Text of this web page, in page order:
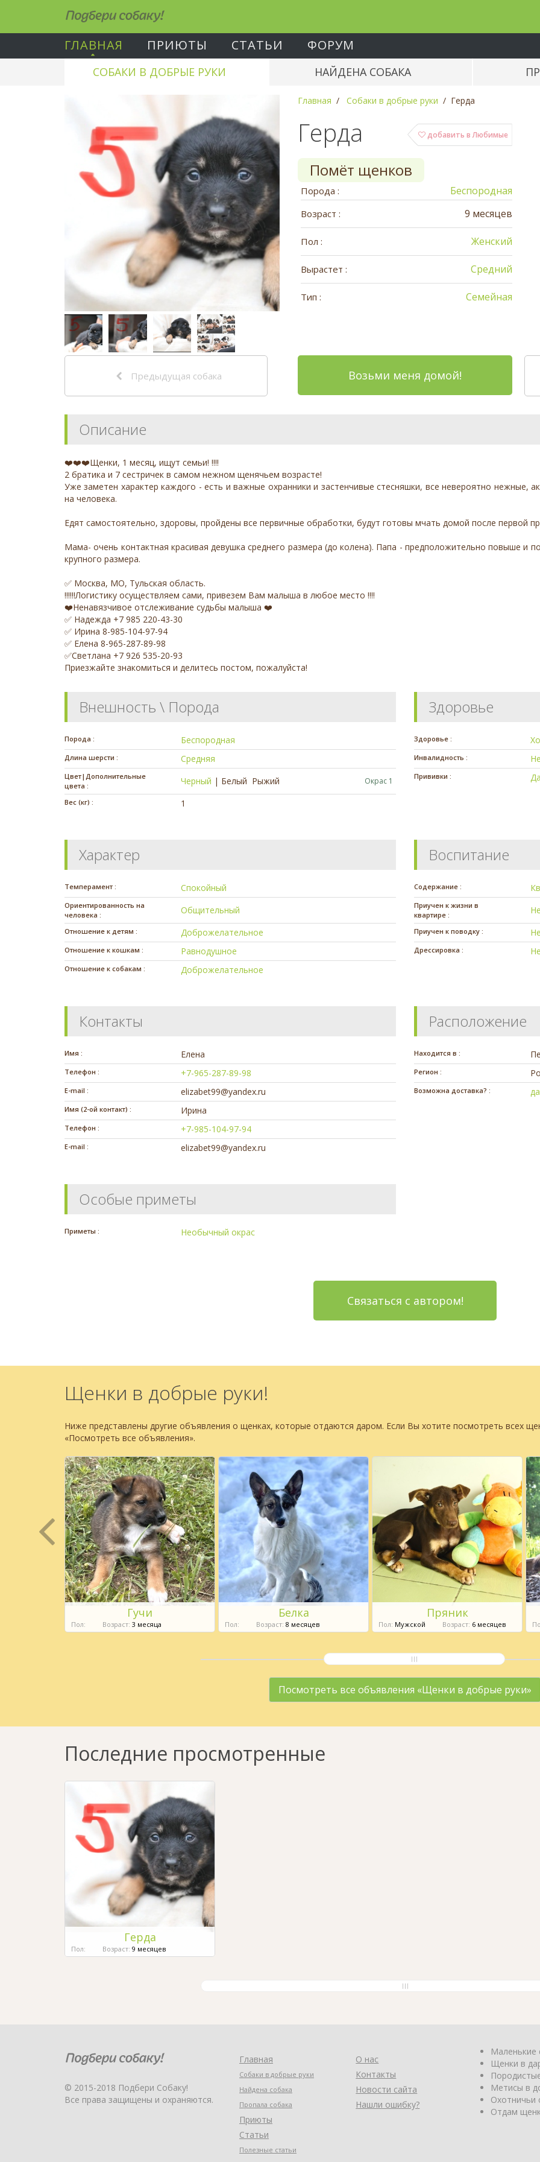
Подбери собаку!
ГЛАВНАЯ ПРИЮТЫ СТАТЬИ ФОРУМ
СОБАКИ В ДОБРЫЕ РУКИ НАЙДЕНА СОБАКА
Главная Собаки в добрые руки Герда
добавить в Любимые
Герда
Помёт щенков
Порода : Беспородная
Возраст : 9 месяцев
Пол : Женский
Вырастет : Средний
Тип : Семейная
Предыдущая собака Возьми меня домой!
Описание
❤️❤️❤️Щенки, 1 месяц, ищут семьи! ‼️‼️
2 братика и 7 сестричек в самом нежном щенячьем возрасте!
Уже заметен характер каждого - есть и важные охранники и застенчивые стесняшки, все невероятно нежные,
на человека.
Едят самостоятельно, здоровы, пройдены все первичные обработки, будут готовы мчать домой после первой
Мама- очень контактная красивая девушка среднего размера (до колена). Папа - предположительно повыше и
крупного размера.
✅ Москва, МО, Тульская область.
‼️‼️‼️Логистику осуществляем сами, привезем Вам малыша в любое место ‼️‼️
❤️Ненавязчивое отслеживание судьбы малыша ❤️
✅ Надежда +7 985 220-43-30
✅ Ирина 8-985-104-97-94
✅ Елена 8-965-287-89-98
✅Светлана +7 926 535-20-93
Приезжайте знакомиться и делитесь постом, пожалуйста!
Внешность \ Порода
Порода : Беспородная
Длина шерсти : Средняя
Цвет|Дополнительные
цвета :
Черный | Белый Рыжий Окрас 1
Вес (кг) : 1
Здоровье
Здоровье :
Инвалидность :
Прививки :
Характер
Темперамент : Спокойный
Ориентированность на
человека :
Общительный
Отношение к детям : Доброжелательное
Отношение к кошкам : Равнодушное
Отношение к собакам : Доброжелательное
Воспитание
Содержание :
Приучен к жизни в
квартире :
Приучен к поводку :
Дрессировка :
Контакты
Имя : Елена
Телефон : +7-965-287-89-98
E-mail : elizabet99@yandex.ru
Имя (2-ой контакт) : Ирина
Телефон : +7-985-104-97-94
E-mail : elizabet99@yandex.ru
Расположение
Находится в :
Регион :
Возможна доставка? : да
Особые приметы
Приметы : Необычный окрас
Связаться с автором!
Щенки в добрые руки!
Ниже представлены другие объявления о щенках, которые отдаются даром. Если Вы хотите посмотреть всех
«Посмотреть все объявления».
Гучи
Пол: Возраст: 3 месяца
Белка
Пол: Возраст: 8 месяцев
Пряник
Пол: Мужской Возраст: 6 месяцев
Посмотреть все объявления «Щенки в добрые руки»
Последние просмотренные
Герда
Пол: Возраст: 9 месяцев
© 2015-2018 Подбери Собаку!
Все права защищены и охраняются.
Главная
Собаки в добрые руки
Найдена собака
Пропала собака
Приюты
Статьи
Полезные статьи
О нас
Контакты
Новости сайта
Нашли ошибку?
Маленькие
Щенки в
Метисы в
Охотничьи
Отдам